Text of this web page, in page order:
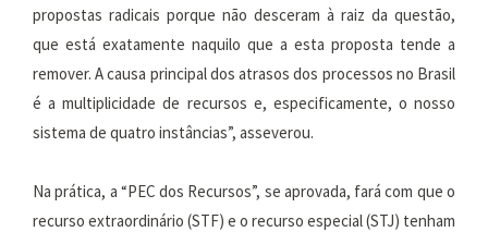
propostas radicais porque não desceram à raiz da questão,
que está exatamente naquilo que a esta proposta tende a
remover. A causa principal dos atrasos dos processos no Brasil
é a multiplicidade de recursos e, especificamente, o nosso
sistema de quatro instâncias”, asseverou.
Na prática, a “PEC dos Recursos”, se aprovada, fará com que o
recurso extraordinário (STF) e o recurso especial (STJ) tenham